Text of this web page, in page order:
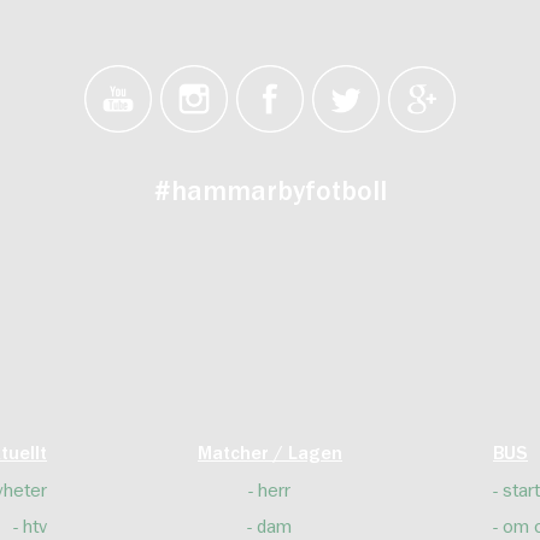
#hammarbyfotboll
htv
Matcher / Lagen
herr
dam
BUS
start
om